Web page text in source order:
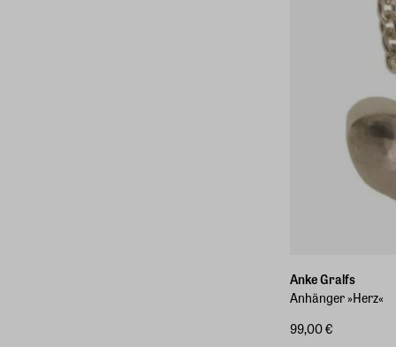
Anke Gralfs
Anhänger »Herz«
99,00 €